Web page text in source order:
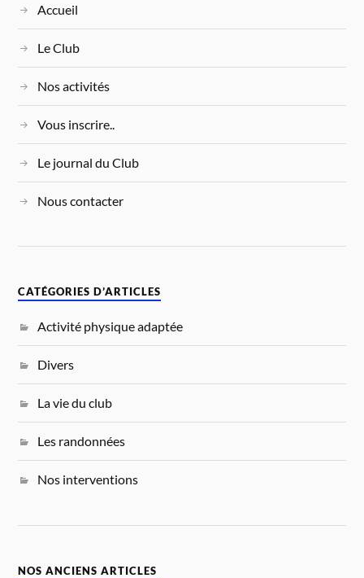
Accueil
Le Club
Nos activités
Vous inscrire..
Le journal du Club
Nous contacter
CATÉGORIES D’ARTICLES
Activité physique adaptée
Divers
La vie du club
Les randonnées
Nos interventions
NOS ANCIENS ARTICLES